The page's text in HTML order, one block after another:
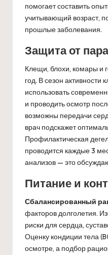
помогает составить
учитывающий возраст,
прошлые заболевания.
Защита от
Клещи, блохи, комары и
год. В сезон
использовать
и проводить осмотр
возможны передачи
врач подскажет
Профилактическая
проводится каждые 3
анализов — это
Питание и
Сбалансированный
факторов долголетия.
риски для сердца,
Оценку кондиции тела
осмотре, а подбор